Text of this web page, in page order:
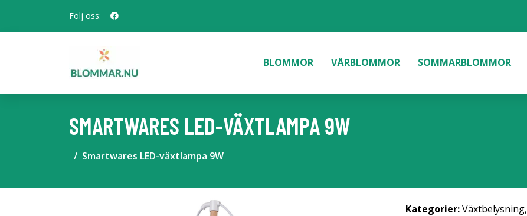
Följ oss:
BLOMMOR VÅRBLOMMOR SOMMARBLOMMOR
SMARTWARES LED-VÄXTLAMPA 9W
Smartwares LED-växtlampa 9W
Kategorier:Växtbelysning,